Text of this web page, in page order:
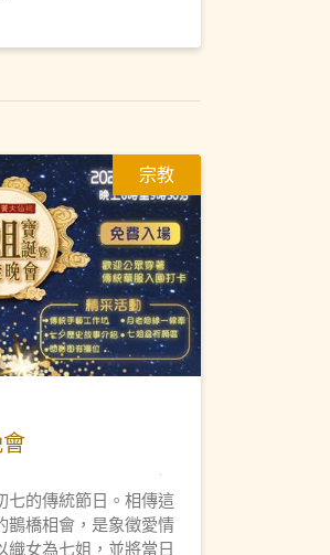
宗教
七的傳統節日。相傳這
鵲橋相會，是象徵愛情
織女為七姐，並將當日